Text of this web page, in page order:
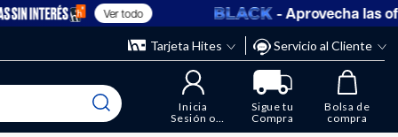
Ver todo - Aprovecha las
Servicio al Cliente
Tarjeta Hites
Inicia
Sesión o
Regístrate
Sigue tu
Compra
Bolsa de
compra
y elimina los que ya no necesitas.